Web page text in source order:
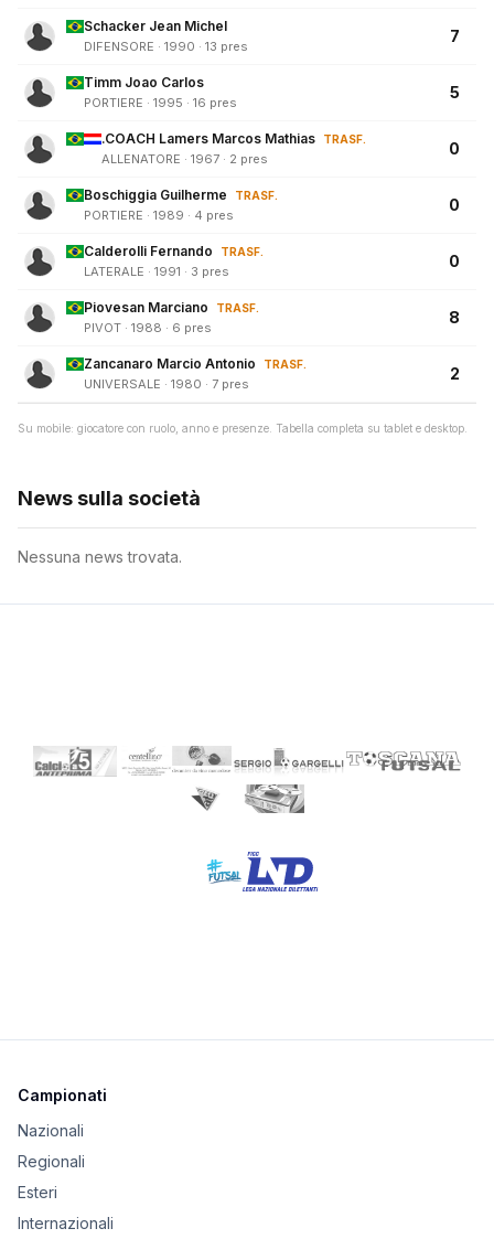
Schacker Jean Michel
DIFENSORE · 1990 · 13 pres
7
Timm Joao Carlos
PORTIERE · 1995 · 16 pres
5
.COACH Lamers Marcos Mathias TRASF.
ALLENATORE · 1967 · 2 pres
0
Boschiggia Guilherme TRASF.
PORTIERE · 1989 · 4 pres
0
Calderolli Fernando TRASF.
LATERALE · 1991 · 3 pres
0
Piovesan Marciano TRASF.
PIVOT · 1988 · 6 pres
8
Zancanaro Marcio Antonio TRASF.
UNIVERSALE · 1980 · 7 pres
2
Su mobile: giocatore con ruolo, anno e presenze. Tabella completa su tablet e desktop.
News sulla società
Nessuna news trovata.
Campionati
Nazionali
Regionali
Esteri
Internazionali